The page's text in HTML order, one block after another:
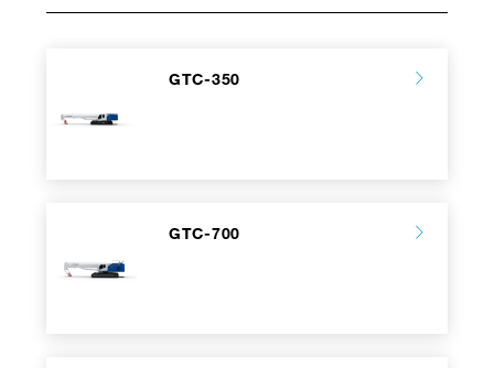
GTC-350
GTC-700